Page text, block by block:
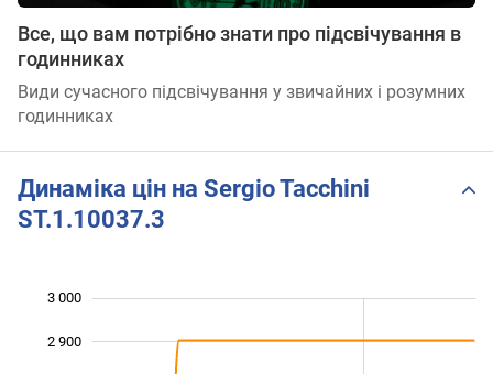
Все, що вам потрібно знати про підсвічування в
годинниках
Види сучасного підсвічування у звичайних і розумних
годинниках
Динаміка цін на Sergio Tacchini
ST.1.10037.3
2 900
3 000